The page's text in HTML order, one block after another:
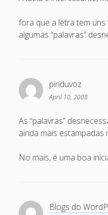
Capacite
Notícias
OffTopic
Segurança
Sysadmin
Log in
fora que a letra tem uns
algumas “palavras”
pinduvoz
April 10, 2008
As “palavras”
ainda mais estampadas
No mais, é uma boa
Blogs do